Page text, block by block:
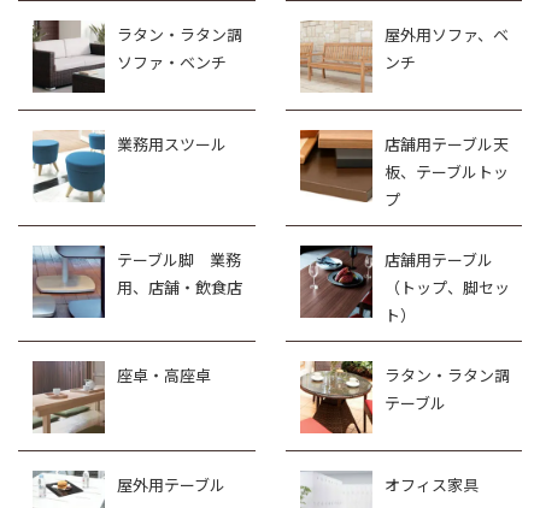
ラタン・ラタン調
ソファ・ベンチ
屋外用ソファ、ベ
ンチ
業務用スツール
店舗用テーブル天
板、テーブルトッ
プ
テーブル脚 業務
用、店舗・飲食店
店舗用テーブル
（トップ、脚セッ
ト）
座卓・高座卓
ラタン・ラタン調
テーブル
屋外用テーブル オフィス家具